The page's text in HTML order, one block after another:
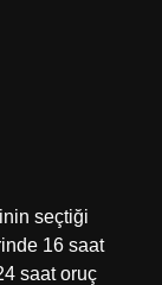
seçtiği
16 saat
saat oruç